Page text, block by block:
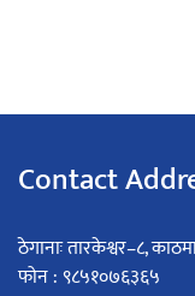
Contact
ठेगानाः तारकेश्वर–८,
फोन : ९८५१०७६३६५